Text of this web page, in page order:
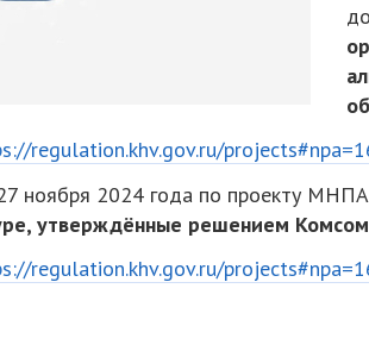
regulation.khv.gov.ru/
ноября 2024 года по проекту МНПА
утверждённые решением
regulation.khv.gov.ru/